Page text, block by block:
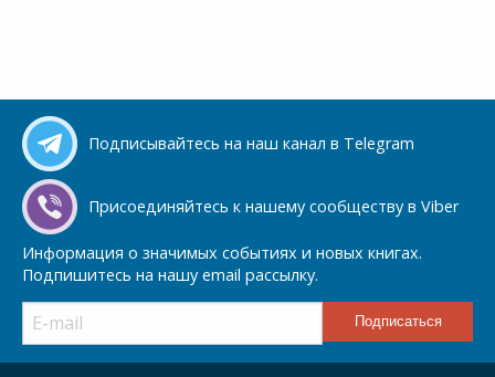
Подписывайтесь на наш канал в Telegram
Присоединяйтесь к нашему сообществу в Viber
Информация о значимых событиях и новых книгах.
Подпишитесь на нашу email рассылку.